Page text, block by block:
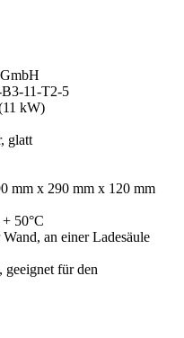
11-T2-5
kW)
glatt
mm x 290 mm x 120 mm
50°C
an einer Ladesäule
geeignet für den